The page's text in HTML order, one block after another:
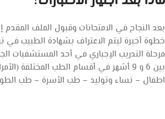
بعد النجاح في الامتحانات وقبول الملف المقدم
خطوة أخيرة ليتم الاعتراف بشهادة الطبيب في
مرحلة التدريب الإجباري في أحد المستشفيات
بين 6 و 9 أشهر في أقسام الطب المختلفة
اطفال – نساء وتوليد – طب الأسرة – طب